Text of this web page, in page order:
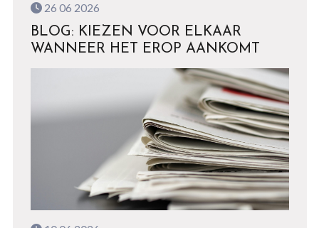
26 06 2026
BLOG: KIEZEN VOOR ELKAAR
WANNEER HET EROP AANKOMT